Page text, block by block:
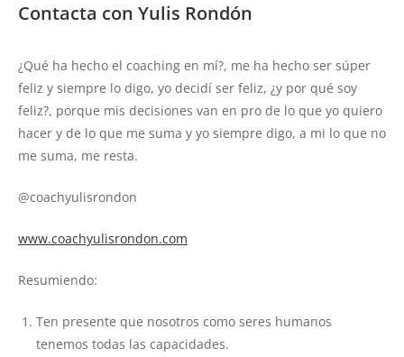
Contacta con Yulis Rondón
¿Qué ha hecho el coaching en mí?, me ha hecho ser súper
feliz y siempre lo digo, yo decidí ser feliz, ¿y por qué soy
feliz?, porque mis decisiones van en pro de lo que yo quiero
hacer y de lo que me suma y yo siempre digo, a mi lo que no
me suma, me resta.
@coachyulisrondon
www.coachyulisrondon.com
Resumiendo:
Ten presente que nosotros como seres humanos
tenemos todas las capacidades.